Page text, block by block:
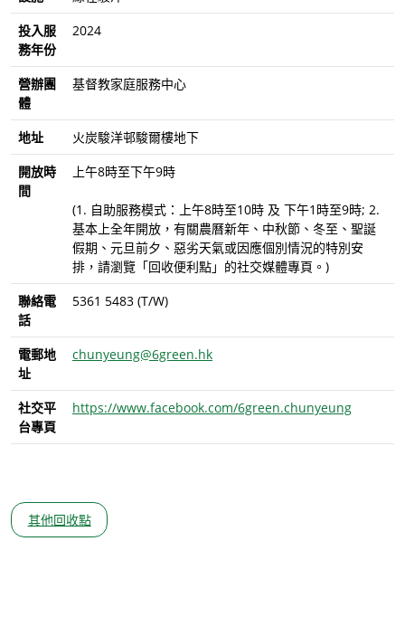
投入服
務年份
2024
營辦團
體
基督教家庭服務中心
地址
火炭駿洋邨駿爾樓地下
開放時
間
上午8時至下午9時
(1. 自助服務模式：上午8時至10時 及 下午1時至9時; 2.
基本上全年開放，有關農曆新年、中秋節、冬至、聖誕
假期、元旦前夕、惡劣天氣或因應個別情況的特別安
排，請瀏覽「回收便利點」的社交媒體專頁。)
聯絡電
話
5361 5483 (T/W)
電郵地
址
chunyeung@6green.hk
社交平
台專頁
https://www.facebook.com/6green.chunyeung
其他回收點